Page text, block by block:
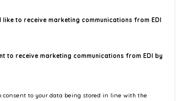
like to receive marketing communications from EDI
to receive marketing communications from EDI by
consent to your data being stored in line with the